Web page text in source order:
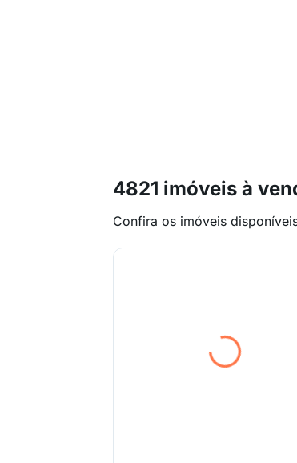
4821 imóveis à
Confira os imóveis